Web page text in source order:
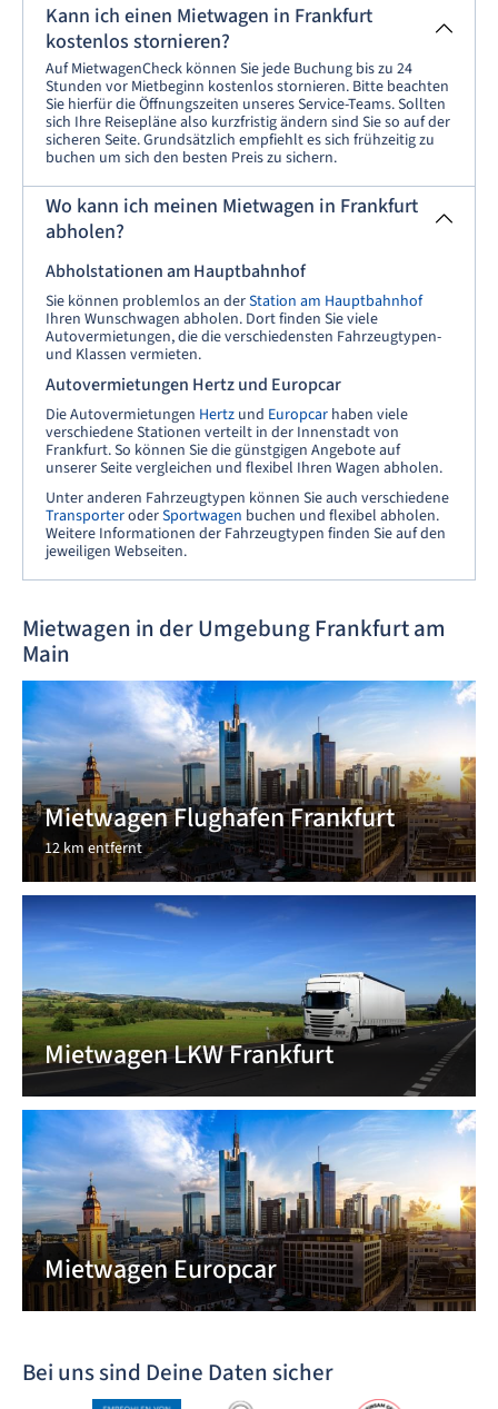
Kann ich einen Mietwagen in Frankfurt
kostenlos stornieren?
Auf MietwagenCheck können Sie jede Buchung bis zu 24
Stunden vor Mietbeginn kostenlos stornieren. Bitte beachten
Sie hierfür die Öffnungszeiten unseres Service-Teams. Sollten
sich Ihre Reisepläne also kurzfristig ändern sind Sie so auf der
sicheren Seite. Grundsätzlich empfiehlt es sich frühzeitig zu
buchen um sich den besten Preis zu sichern.
Wo kann ich meinen Mietwagen in Frankfurt
abholen?
Abholstationen am Hauptbahnhof
Sie können problemlos an derStation am Hauptbahnhof
Ihren Wunschwagen abholen. Dort finden Sie viele
Autovermietungen, die die verschiedensten Fahrzeugtypen-
und Klassen vermieten.
Autovermietungen Hertz und Europcar
Die Autovermietungen Hertz und Europcar haben viele
verschiedene Stationen verteilt in der Innenstadt von
Frankfurt. So können Sie die günstgigen Angebote auf
unserer Seite vergleichen und flexibel Ihren Wagen abholen.
Unter anderen Fahrzeugtypen können Sie auch verschiedene
TransporteroderSportwagen buchen und flexibel abholen.
Weitere Informationen der Fahrzeugtypen finden Sie auf den
jeweiligen Webseiten.
Mietwagen in der Umgebung Frankfurt am
Main
Mietwagen Flughafen Frankfurt
12 km entfernt
Mietwagen LKW Frankfurt
Mietwagen Europcar
Bei uns sind Deine Daten sicher